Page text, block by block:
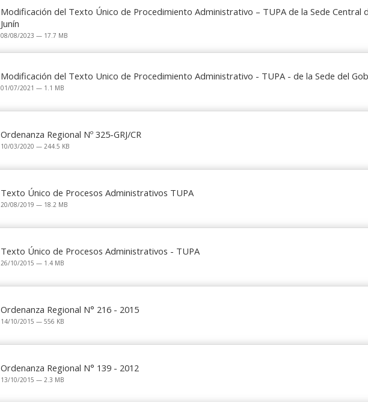
Modificación del Texto Único de Procedimiento Administrativo – TUPA de la Sede Central
Junín
08/08/2023 — 17.7 MB
Modificación del Texto Unico de Procedimiento Administrativo - TUPA - de la Sede del
01/07/2021 — 1.1 MB
Ordenanza Regional Nº 325-GRJ/CR
10/03/2020 — 244.5 KB
Texto Único de Procesos Administrativos TUPA
20/08/2019 — 18.2 MB
Texto Único de Procesos Administrativos - TUPA
26/10/2015 — 1.4 MB
Ordenanza Regional N° 216 - 2015
14/10/2015 — 556 KB
Ordenanza Regional N° 139 - 2012
13/10/2015 — 2.3 MB